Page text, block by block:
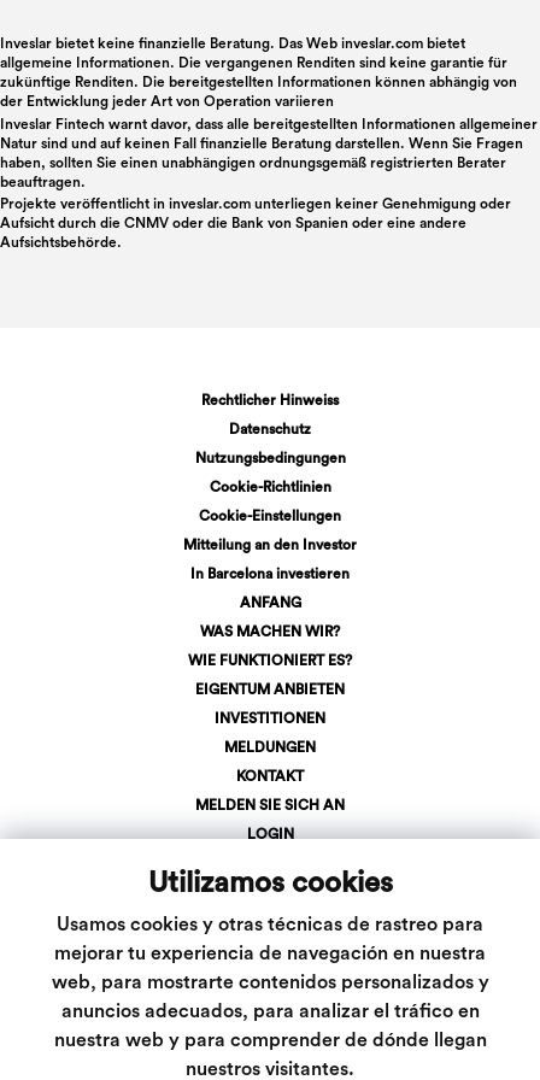
Utilizamos cookies
Usamos cookies y otras técnicas de rastreo para
mejorar tu experiencia de navegación en nuestra
web, para mostrarte contenidos personalizados y
anuncios adecuados, para analizar el tráfico en
nuestra web y para comprender de dónde llegan
nuestros visitantes.
Inveslar bietet keine finanzielle Beratung. Das Web inveslar.com bietet
allgemeine Informationen. Die vergangenen Renditen sind keine garantie für
zukünftige Renditen. Die bereitgestellten Informationen können abhängig von
der Entwicklung jeder Art von Operation variieren
Inveslar Fintech warnt davor, dass alle bereitgestellten Informationen allgemeiner
Natur sind und auf keinen Fall finanzielle Beratung darstellen. Wenn Sie Fragen
haben, sollten Sie einen unabhängigen ordnungsgemäß registrierten Berater
beauftragen.
Projekte veröffentlicht in inveslar.com unterliegen keiner Genehmigung oder
Aufsicht durch die CNMV oder die Bank von Spanien oder eine andere
Aufsichtsbehörde.
Rechtlicher Hinweiss
Datenschutz
Nutzungsbedingungen
Cookie-Richtlinien
Cookie-Einstellungen
Mitteilung an den Investor
In Barcelona investieren
ANFANG
WAS MACHEN WIR?
WIE FUNKTIONIERT ES?
EIGENTUM ANBIETEN
INVESTITIONEN
MELDUNGEN
KONTAKT
MELDEN SIE SICH AN
LOGIN
info@inveslar.com
Folgen Sie uns